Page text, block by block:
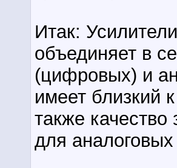
Итак:
объединяет в
(цифровых) и
имеет близкий
также
для